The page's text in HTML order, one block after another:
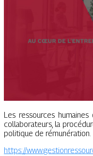
Les ressources
collaborateurs, la
politique de rémunération.
https://